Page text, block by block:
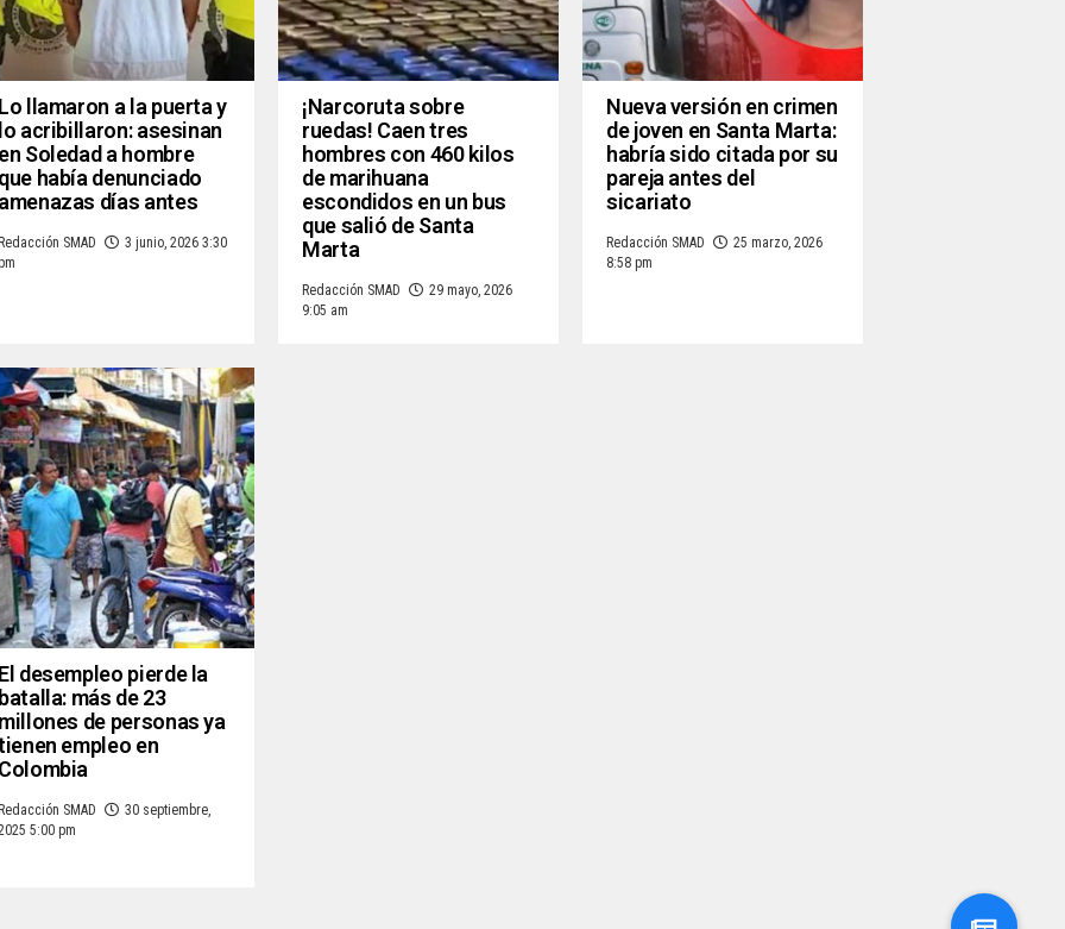
Lo llamaron a la puerta y
lo acribillaron: asesinan
en Soledad a hombre
que había denunciado
amenazas días antes
Redacción SMAD
3 junio, 2026 3:30
pm
¡Narcoruta sobre
ruedas! Caen tres
hombres con 460 kilos
de marihuana
escondidos en un bus
que salió de Santa
Marta
Redacción SMAD
29 mayo, 2026
9:05 am
Nueva versión en crimen
de joven en Santa Marta:
habría sido citada por su
pareja antes del
sicariato
Redacción SMAD
25 marzo, 2026
8:58 pm
El desempleo pierde la
batalla: más de 23
millones de personas ya
empleo en
Colombia
Redacción SMAD
30 septiembre,
5:00 pm